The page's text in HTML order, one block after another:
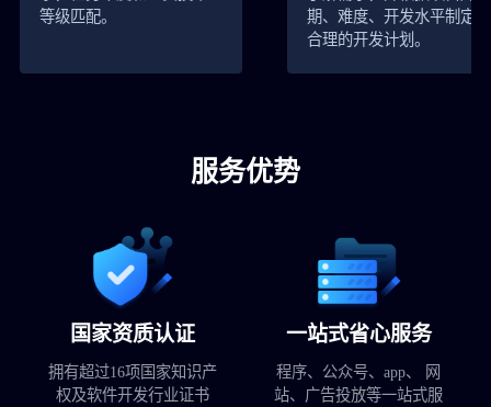
等级匹配。
期、难度、开发水平制定
合理的开发计划。
服务优势
国家资质认证
拥有超过16项国家知识产
权及软件开发行业证书
一站式省心服务
程序、公众号、app、 网
站、广告投放等一站式服